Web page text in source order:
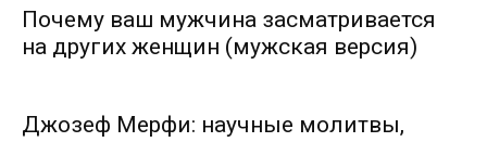
Почему ваш мужчина засматривается
на других женщин (мужская версия)
Джозеф Мерфи: научные молитвы,